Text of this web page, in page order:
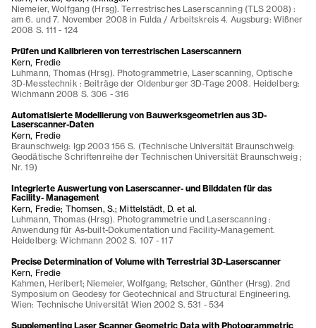
Niemeier, Wolfgang (Hrsg). Terrestrisches Laserscanning (TLS 2008) :
am 6. und 7. November 2008 in Fulda / Arbeitskreis 4. Augsburg: Wißner
2008 S. 111 - 124
Prüfen und Kalibrieren von terrestrischen Laserscannern
Kern, Fredie
Luhmann, Thomas (Hrsg). Photogrammetrie, Laserscanning, Optische
3D-Messtechnik : Beiträge der Oldenburger 3D-Tage 2008. Heidelberg:
Wichmann 2008 S. 306 - 316
Automatisierte Modellierung von Bauwerksgeometrien aus 3D-
Laserscanner-Daten
Kern, Fredie
Braunschweig: Igp 2003 156 S. (Technische Universität Braunschweig:
Geodätische Schriftenreihe der Technischen Universität Braunschweig ;
Nr. 19)
Integrierte Auswertung von Laserscanner- und Bilddaten für das
Facility- Management
Kern, Fredie; Thomsen, S.; Mittelstädt, D. et al.
Luhmann, Thomas (Hrsg). Photogrammetrie und Laserscanning :
Anwendung für As-built-Dokumentation und Facility-Management.
Heidelberg: Wichmann 2002 S. 107 - 117
Precise Determination of Volume with Terrestrial 3D-Laserscanner
Kern, Fredie
Kahmen, Heribert; Niemeier, Wolfgang; Retscher, Günther (Hrsg). 2nd
Symposium on Geodesy for Geotechnical and Structural Engineering.
Wien: Technische Universität Wien 2002 S. 531 - 534
Supplementing Laser Scanner Geometric Data with Photogrammetric